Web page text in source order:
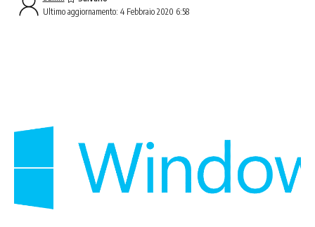
Ultimo aggiornamento: 4 Febbraio 2020 6:58